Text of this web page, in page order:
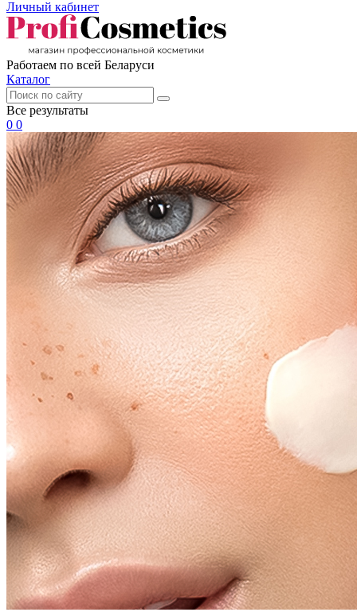
Личный кабинет
Работаем по всей Беларуси
Каталог
Все результаты
0 0